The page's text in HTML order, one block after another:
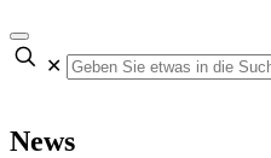
✕
News